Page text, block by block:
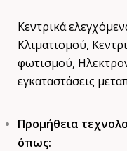
Κεντρικά
Κλιματισμού,
φωτισμού,
εγκαταστάσεις
Προμήθεια
όπως: